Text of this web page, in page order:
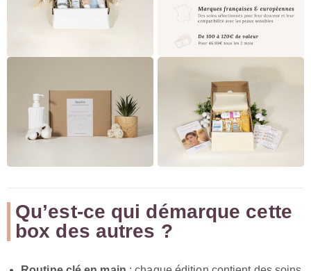
Qu’est-ce qui démarque cette
box des autres ?